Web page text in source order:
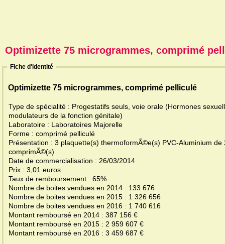
Optimizette 75 microgrammes, comprimé
Fiche d'identité
Optimizette 75 microgrammes, comprimé pelliculé
Type de spécialité : Progestatifs seuls, voie orale (Hormones
modulateurs de la fonction génitale)
Laboratoire : Laboratoires Majorelle
Forme : comprimé pelliculé
Présentation : 3 plaquette(s) thermoformÃ©e(s) PVC-Aluminium de
comprimÃ©(s)
Date de commercialisation : 26/03/2014
Prix : 3,01 euros
Taux de remboursement : 65%
Nombre de boites vendues en 2014 : 133 676
Nombre de boites vendues en 2015 : 1 326 656
Nombre de boites vendues en 2016 : 1 740 616
Montant remboursé en 2014 : 387 156 €
Montant remboursé en 2015 : 2 959 607 €
Montant remboursé en 2016 : 3 459 687 €